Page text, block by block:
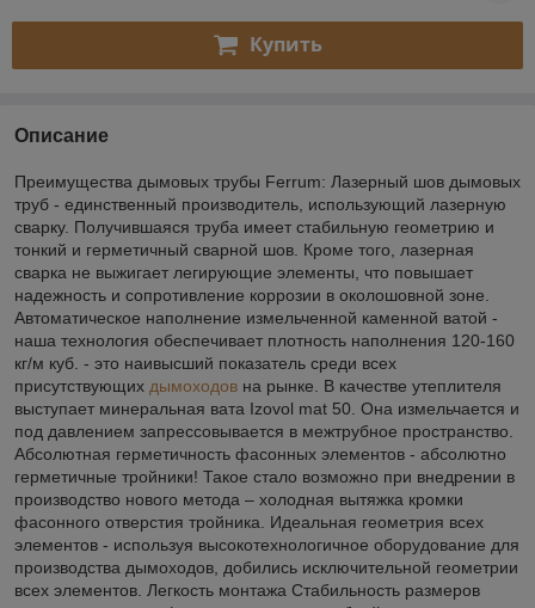
Купить
Описание
Преимущества дымовых трубы Ferrum: Лазерный шов дымовых
труб - единственный производитель, использующий лазерную
сварку. Получившаяся труба имеет стабильную геометрию и
тонкий и герметичный сварной шов. Кроме того, лазерная
сварка не выжигает легирующие элементы, что повышает
надежность и сопротивление коррозии в околошовной зоне.
Автоматическое наполнение измельченной каменной ватой -
наша технология обеспечивает плотность наполнения 120-160
кг/м куб. - это наивысший показатель среди всех
присутствующих дымоходов на рынке. В качестве утеплителя
выступает минеральная вата Izovol mat 50. Она измельчается и
под давлением запрессовывается в межтрубное пространство.
Абсолютная герметичность фасонных элементов - абсолютно
герметичные тройники! Такое стало возможно при внедрении в
производство нового метода – холодная вытяжка кромки
фасонного отверстия тройника. Идеальная геометрия всех
элементов - используя высокотехнологичное оборудование для
производства дымоходов, добились исключительной геометрии
всех элементов. Легкость монтажа Стабильность размеров